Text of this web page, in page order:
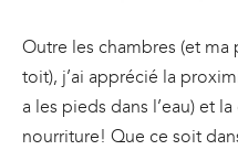
Outre les chambres (et
toit), j’ai apprécié la
a les pieds dans l’eau) et
nourriture! Que ce soit